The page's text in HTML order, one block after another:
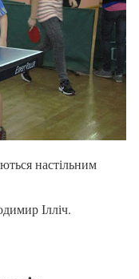
настільним
Ілліч.